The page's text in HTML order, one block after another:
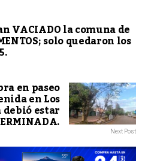
VACIADO la comuna de
solo quedaron los
en paseo
en Los
debió estar
Next Post